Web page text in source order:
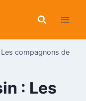
compagnons de
: Les